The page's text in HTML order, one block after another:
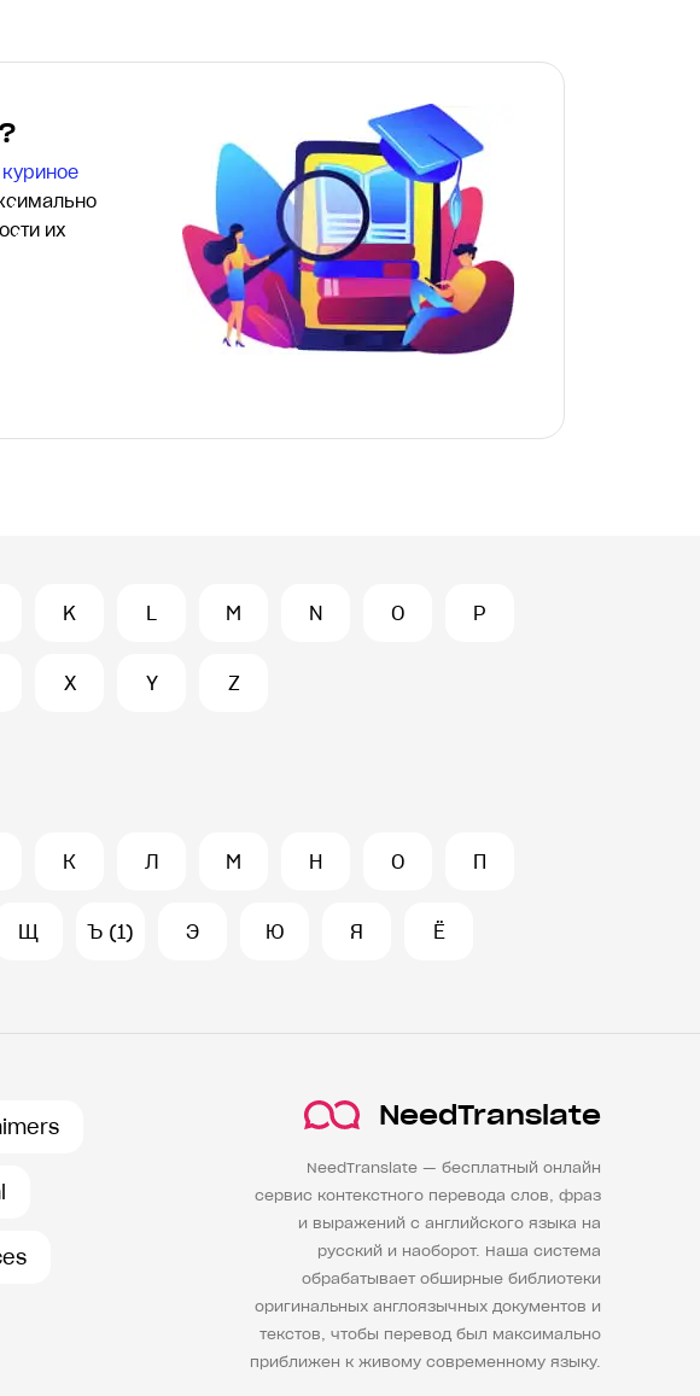
куриное
их
K L M N O P
X Y Z
К Л М Н О П
Щ Ъ (1) Э Ю Я Ё
NeedTranslate
NeedTranslate — бесплатный онлайн
сервис контекстного перевода слов, фраз
и выражений с английского языка на
русский и наоборот. Наша система
обрабатывает обширные библиотеки
оригинальных англоязычных документов и
текстов, чтобы перевод был максимально
приближен к живому современному языку.